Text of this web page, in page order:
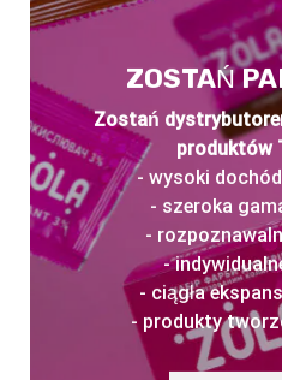
ZOSTAŃ
Zostań
produktów
- wysoki
- szeroka
-
-
- ciągła
- produkty